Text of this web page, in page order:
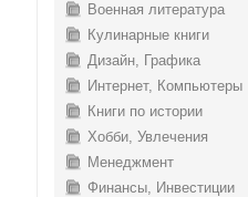
Военная литература
Кулинарные книги
Дизайн, Графика
Интернет, Компьютеры
Книги по истории
Хобби, Увлечения
Менеджмент
Финансы, Инвестиции